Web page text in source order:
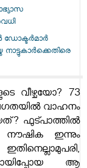
ഡോക്ടര്‍മാര്‍
വീഴ്ചയോ? 73
വാഹനം
ഫുട്പാത്തിൽ
നൗഷിക ഇന്നും
ആ